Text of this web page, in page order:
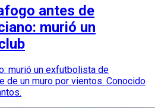
antes de
murió un
murió un exfutbolista de
de un muro por vientos. Conocido